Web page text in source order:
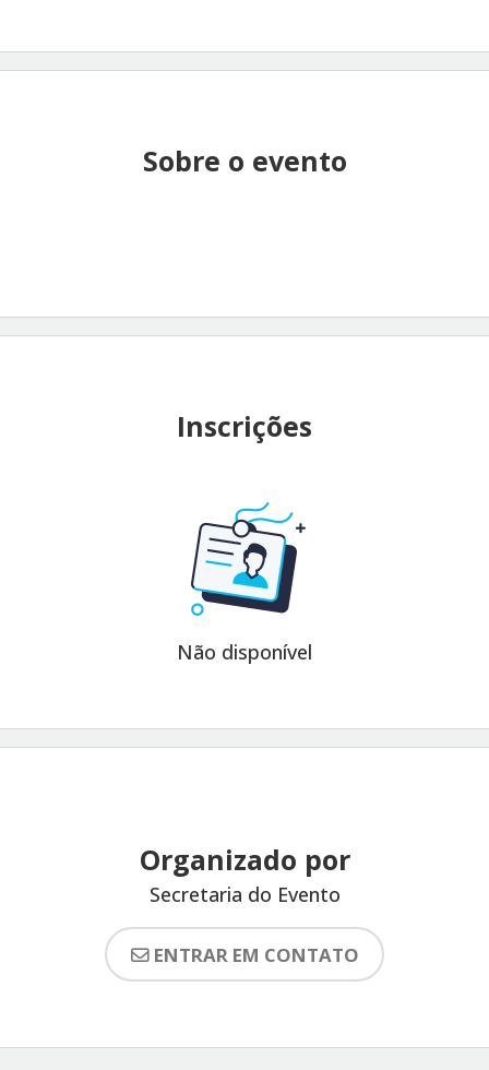
Sobre o evento
Inscrições
Não disponível
Organizado por
Secretaria do Evento
ENTRAR EM CONTATO